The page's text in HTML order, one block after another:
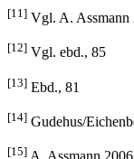
[11] Vgl. A. Assmann
[12] Vgl. ebd., 85
[13] Ebd., 81
[14] Gudehus/
[15]